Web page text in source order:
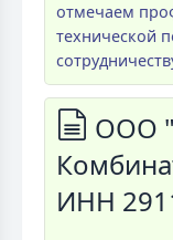
отмечаем
технической
ООО
ИНН